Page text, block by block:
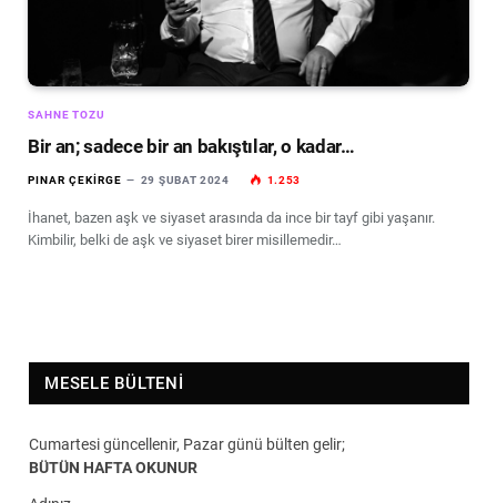
SAHNE TOZU
Bir an; sadece bir an bakıştılar, o kadar…
PINAR ÇEKIRGE 29 ŞUBAT 2024 1.253
İhanet, bazen aşk ve siyaset arasında da ince bir tayf gibi yaşanır.
Kimbilir, belki de aşk ve siyaset birer misillemedir…
MESELE BÜLTENI
Cumartesi güncellenir, Pazar günü bülten gelir;
BÜTÜN HAFTA OKUNUR